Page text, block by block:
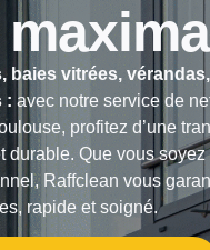
baies vitrées,
: avec notre service de
profitez d’une
durable. Que vous
Raffclean vous
rapide et soigné.